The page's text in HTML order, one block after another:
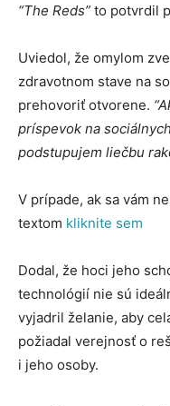
“The Reds” to potvrdil
Uviedol, že omylom
zdravotnom stave na
prehovoriť otvorene.
príspevok na
podstupujem liečbu
V prípade, ak sa vám
textom kliknite sem
Dodal, že hoci jeho
technológií nie sú
vyjadril želanie, aby
požiadal verejnosť o
i jeho osoby.